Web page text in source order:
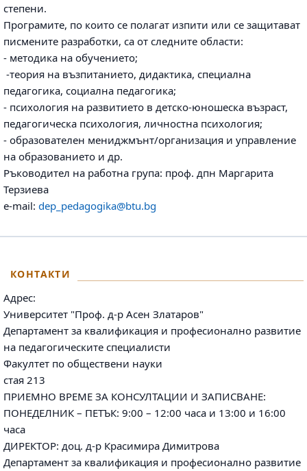
степени.
Програмите, по които се полагат изпити или се защитават
писмените разработки, са от следните области:
- методика на обучението;
-теория на възпитанието, дидактика, специална
педагогика, социална педагогика;
- психология на развитието в детско-юношеска възраст,
педагогическа психология, личностна психология;
- образователен мениджмънт/организация и управление
на образованието и др.
Ръководител на работна група: проф. дпн Маргарита
Терзиева
e-mail: dep_pedagogika@btu.bg
КОНТАКТИ
Адрес:
Университет "Проф. д-р Асен Златаров"
Департамент за квалификация и професионално развитие
на педагогическите специалисти
Факултет по обществени науки
стая 213
ПРИЕМНО ВРЕМЕ ЗА КОНСУЛТАЦИИ И ЗАПИСВАНЕ:
ПОНЕДЕЛНИК – ПЕТЪК: 9:00 – 12:00 часа и 13:00 и 16:00
часа
ДИРЕКТОР: доц. д-р Красимира Димитрова
Департамент за квалификация и професионално развитие